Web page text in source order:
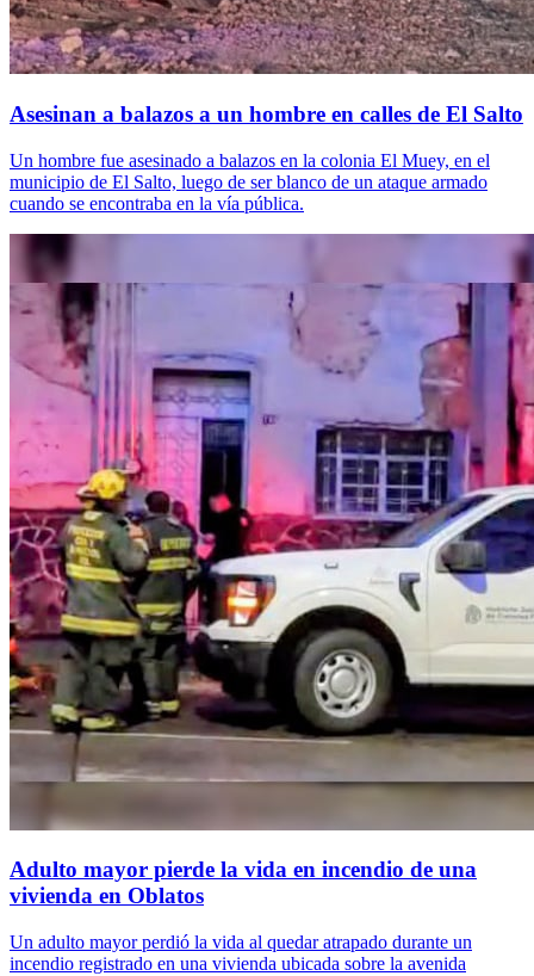
Asesinan a balazos a un hombre en calles de El Salto
Un hombre fue asesinado a balazos en la colonia El Muey, en el
municipio de El Salto, luego de ser blanco de un ataque armado
cuando se encontraba en la vía pública.
Adulto mayor pierde la vida en incendio de una
vivienda en Oblatos
Un adulto mayor perdió la vida al quedar atrapado durante un
incendio registrado en una vivienda ubicada sobre la avenida